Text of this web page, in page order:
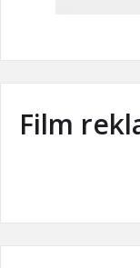
Film